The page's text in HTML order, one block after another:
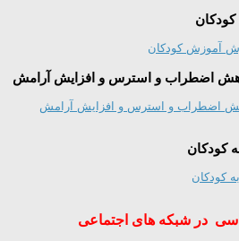
کودکان
اضطراب و استرس و افزایش آرامش
کودکان
در شبکه های اجتماعی